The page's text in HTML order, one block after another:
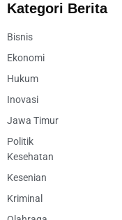
Kategori Berita
Bisnis
Ekonomi
Hukum
Inovasi
Jawa Timur
Politik
Kesehatan
Kesenian
Kriminal